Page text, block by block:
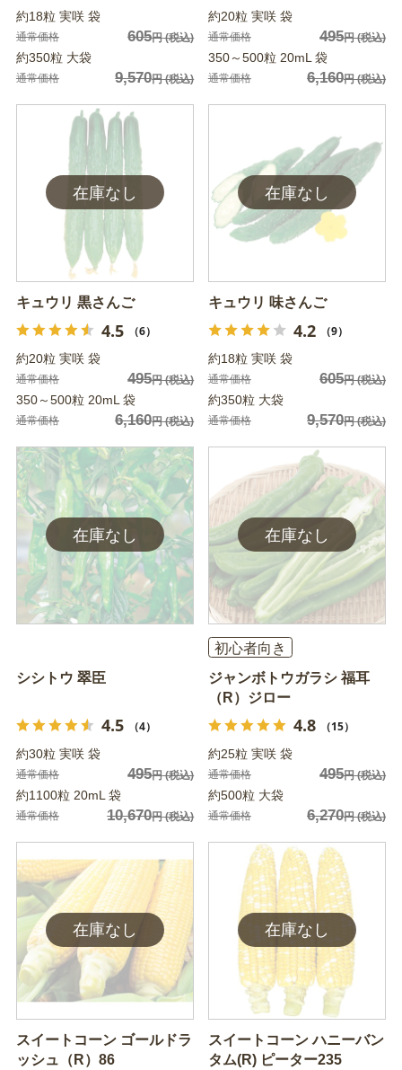
約18粒 実咲 袋
通常価格 605円(税込)
約350粒 大袋
通常価格 9,570円(税込)
約20粒 実咲 袋
通常価格 495円(税込)
350～500粒 20mL 袋
通常価格 6,160円(税込)
キュウリ 黒さんご
4.5 （6）
約20粒 実咲 袋
通常価格 495円(税込)
350～500粒 20mL 袋
通常価格 6,160円(税込)
キュウリ 味さんご
4.2 （9）
約18粒 実咲 袋
通常価格 605円(税込)
約350粒 大袋
通常価格 9,570円(税込)
シシトウ 翠臣
4.5 （4）
約30粒 実咲 袋
通常価格 495円(税込)
約1100粒 20mL 袋
通常価格 10,670円(税込)
初心者向き
ジャンボトウガラシ 福耳
（R）ジロー
4.8 （15）
約25粒 実咲 袋
通常価格 495円(税込)
約500粒 大袋
通常価格 6,270円(税込)
スイートコーン ゴールドラ
ッシュ（R）86
スイートコーン ハニーバン
タム(R) ピーター235